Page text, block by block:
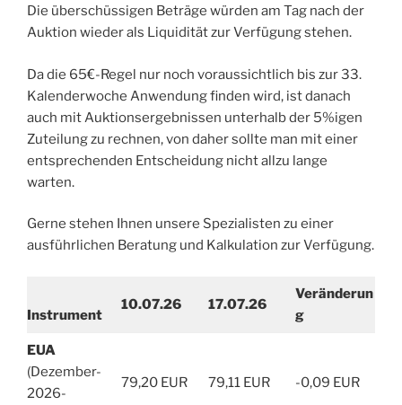
Die überschüssigen Beträge würden am Tag nach der
Auktion wieder als Liquidität zur Verfügung stehen.
Da die 65€-Regel nur noch voraussichtlich bis zur 33.
Kalenderwoche Anwendung finden wird, ist danach
auch mit Auktionsergebnissen unterhalb der 5%igen
Zuteilung zu rechnen, von daher sollte man mit einer
entsprechenden Entscheidung nicht allzu lange
warten.
Gerne stehen Ihnen unsere Spezialisten zu einer
ausführlichen Beratung und Kalkulation zur Verfügung.
Instrument
10.07.26 17.07.26
Veränderun
g
EUA
(Dezember-
2026-
79,20 EUR 79,11 EUR -0,09 EUR